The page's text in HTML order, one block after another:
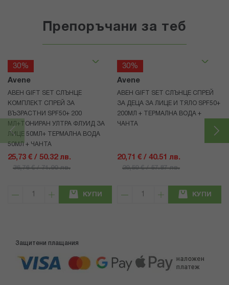
Препоръчани за теб
30%
Avene
АВЕН GIFT SET СЛЪНЦЕ
КОМПЛЕКТ СПРЕЙ ЗА
ВЪЗРАСТНИ SPF50+ 200
МЛ+ТОНИРАН УЛТРА ФЛУИД ЗА
ЛИЦЕ 50МЛ+ ТЕРМАЛНА ВОДА
50МЛ + ЧАНТА
25,73 € / 50.32 лв.
36,76 € / 71.90 лв.
КУПИ
30%
Avene
АВЕН GIFT SET СЛЪНЦЕ СПРЕЙ
ЗА ДЕЦА ЗА ЛИЦЕ И ТЯЛО SPF50+
200МЛ + ТЕРМАЛНА ВОДА +
ЧАНТА
20,71 € / 40.51 лв.
29,59 € / 57.87 лв.
КУПИ
Защитени плащания